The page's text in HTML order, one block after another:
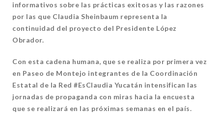
informativos sobre las prácticas exitosas y las razones
por las que Claudia Sheinbaum representa la
continuidad del proyecto del Presidente López
Obrador.
Con esta cadena humana, que se realiza por primera vez
en Paseo de Montejo integrantes de la Coordinación
Estatal de la Red #EsClaudia Yucatán intensifican las
jornadas de propaganda con miras hacia la encuesta
que se realizará en las próximas semanas en el país.